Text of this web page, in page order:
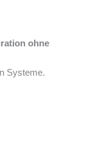
ohne
Systeme.